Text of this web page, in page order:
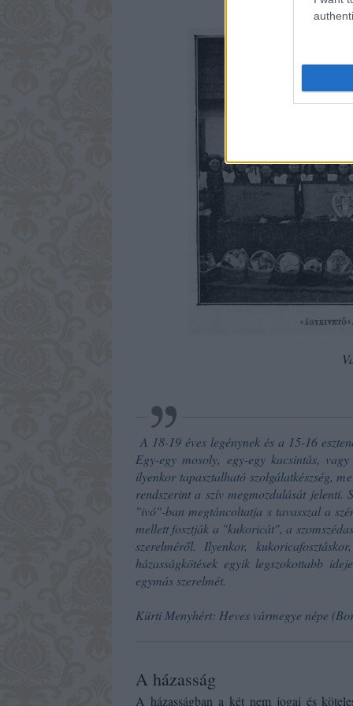
A 18-19 éves legénynek és a 15-16
Egy-egy mosoly, egy-egy kacsintás,
ilyenkor tapasztalható szolgálatkészség,
rendszerint a szív megmozdulását
"ivó"-ban megtáncoltatja s tavasszal a
mellett fosztják a "kukoricát", a
szerelméről. Ilyenkor,
házasságkötések egyik legszokottabb
egymás szerelmét.
Kürti Menyhért: Heves vármegye népe
A házasság
A házasságban a két nem jogai és